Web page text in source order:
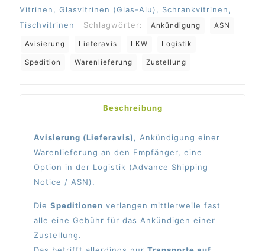
Vitrinen, Glasvitrinen (Glas-Alu), Schrankvitrinen,
Tischvitrinen
Schlagwörter: Ankündigung ASN
Avisierung Lieferavis LKW Logistik
Spedition Warenlieferung Zustellung
Beschreibung
Avisierung (Lieferavis), Ankündigung einer
Warenlieferung an den Empfänger, eine
Option in der Logistik (Advance Shipping
Notice / ASN).
DieSpeditionen verlangen mittlerweile fast
alle eine Gebühr für das Ankündigen einer
Zustellung.